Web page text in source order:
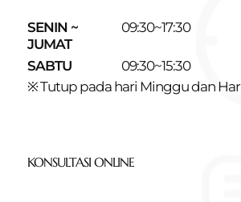
SENIN ~
JUMAT
09:30~17:30
SABTU
09:30~15:30
※ Tutup pada hari Minggu dan
KONSULTASI ONLINE